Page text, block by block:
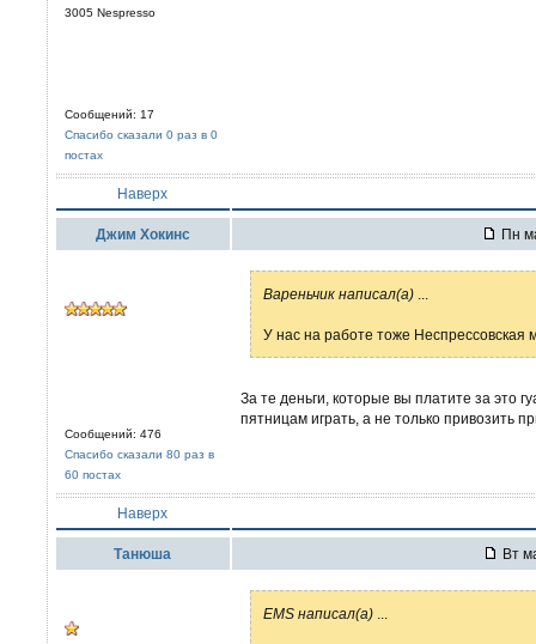
3005 Nespresso
Сообщений: 17
Спасибо сказали 0 раз в 0
постах
Наверх
Джим Хокинс Пн
Сообщений: 476
Спасибо сказали 80 раз в
60 постах
Вареньчик написал(а)
У нас на работе тоже
За те деньги, которые вы платите за это
пятницам играть, а не только привозить
Наверх
Танюша Вт
EMS написал(а)